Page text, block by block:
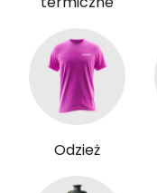
Odzież